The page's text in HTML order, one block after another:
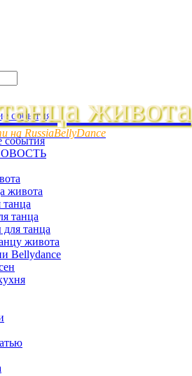
живота
на RussiaBellyDance
события
живота
танца
танца
живота
Bellydance